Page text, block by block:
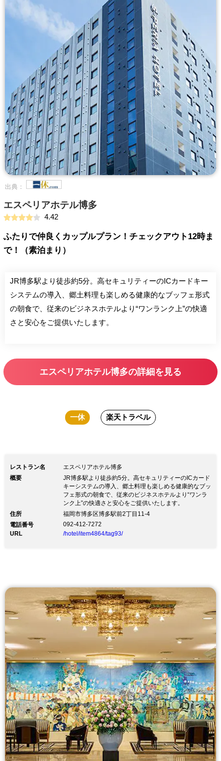
出典：
エスペリアホテル博多
4.42
ふたりで仲良くカップルプラン！チェックアウト12時ま
で！（素泊まり）
JR博多駅より徒歩約5分。高セキュリティーのICカードキー
システムの導入、郷土料理も楽しめる健康的なブッフェ形式
の朝食で、従来のビジネスホテルより“ワンランク上”の快適
さと安心をご提供いたします。
エスペリアホテル博多の詳細を見る
一休 楽天トラベル
レストラン名
エスペリアホテル博多
概要
JR博多駅より徒歩約5分。高セキュリティーのICカード
キーシステムの導入、郷土料理も楽しめる健康的なブッ
フェ形式の朝食で、従来のビジネスホテルより“ワンラ
ンク上”の快適さと安心をご提供いたします。
住所
福岡市博多区博多駅前2丁目11‐4
電話番号
092-412-7272
URL
/hotel/item4864/tag93/